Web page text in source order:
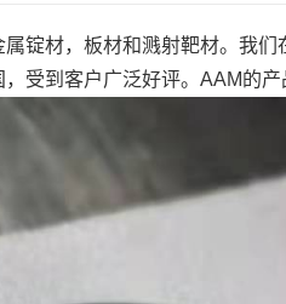
锭材，板材和溅射靶材。我
受到客户广泛好评。AAM的